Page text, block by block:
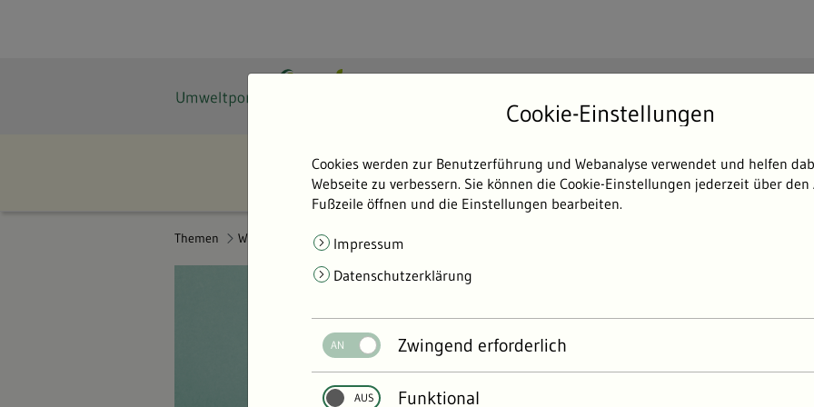
Themen Umweltdaten
Themen Wasser & Gewässer
Cookie-Einstellungen
Cookies werden zur Benutzerführung und Webanalyse verwendet und helfen
Webseite zu verbessern. Sie können die Cookie-Einstellungen jederzeit über
Fußzeile öffnen und die Einstellungen bearbeiten.
Impressum
Datenschutzerklärung
Zwingend erforderlich
Funktional